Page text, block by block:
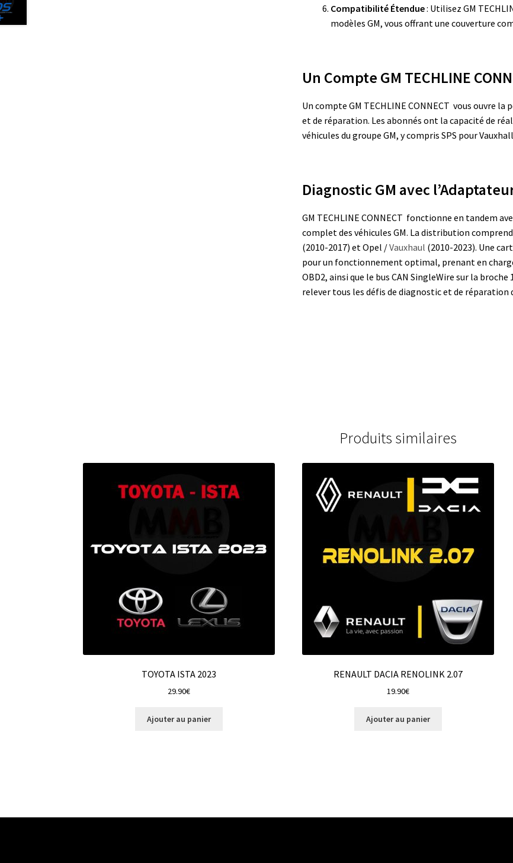
Compatibilité Étendue: Utilisez GM
modèles GM, vous offrant une couverture
Un Compte GM TECHLINE
Un compte GM TECHLINE CONNECT vous ouvre
et de réparation. Les abonnés ont la capacité de
véhicules du groupe GM, y compris SPS pour
Diagnostic GM avec
GM TECHLINE CONNECT fonctionne en tandem
complet des véhicules GM. La distribution
(2010-2017) et Opel /Vauxhaul (2010-2023). Une
pour un fonctionnement optimal, prenant en
OBD2, ainsi que le bus CAN SingleWire sur la broche
relever tous les défis de diagnostic et de réparation
Produits similaires
TOYOTA ISTA 2023
29.90€
Ajouter au panier
RENAULT DACIA RENOLINK 2.07
19.90€
Ajouter au panier